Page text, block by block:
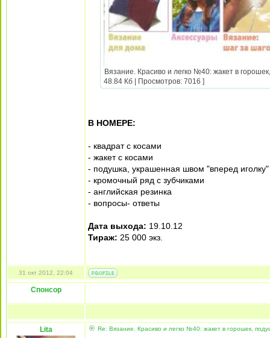
Вязание. Красиво и легко №40: жакет в
48.84 Кб | Просмотров: 7016 ]
В НОМЕРЕ:
- квадрат с косами
- жакет с косами
- подушка, украшенная швом "вперед иголку"
- кромочный ряд с зубчиками
- английская резинка
- вопросы- ответы
Дата выхода: 19.10.12
Тираж: 25 000 экз.
31 окт 2012, 22:04
Спонсор
Lita Re: Вязание. Красиво и легко №40: жакет в горошек,